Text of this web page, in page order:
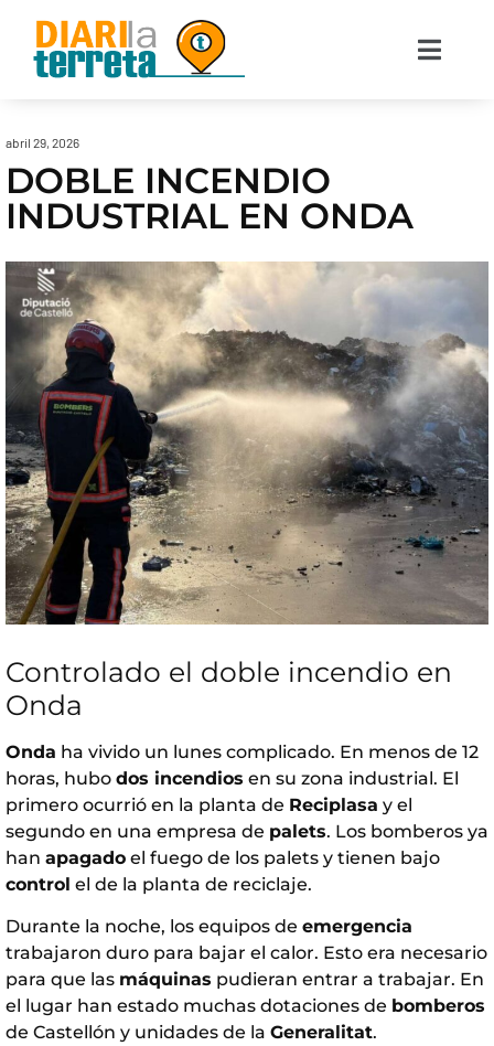
abril 29, 2026
DOBLE INCENDIO
INDUSTRIAL EN ONDA
Controlado el doble incendio en
Onda
Onda ha vivido un lunes complicado. En menos de 12
horas, hubo dos incendios en su zona industrial. El
primero ocurrió en la planta de Reciplasa y el
segundo en una empresa de palets. Los bomberos ya
han apagado el fuego de los palets y tienen bajo
control el de la planta de reciclaje.
Durante la noche, los equipos de emergencia
trabajaron duro para bajar el calor. Esto era necesario
para que las máquinas pudieran entrar a trabajar. En
el lugar han estado muchas dotaciones de bomberos
de Castellón y unidades de la Generalitat.